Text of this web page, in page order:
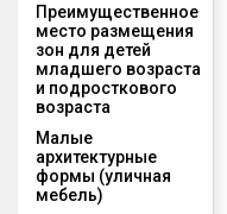
Преимущественное
место размещения
зон для детей
младшего возраста
и подросткового
возраста
Малые
архитектурные
формы (уличная
мебель)